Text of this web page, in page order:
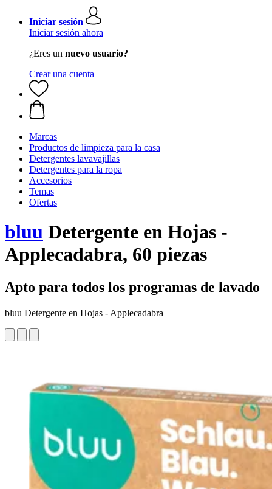
Iniciar sesión
Iniciar sesión ahora
¿Eres un nuevo usuario?
Crear una cuenta
Marcas
Productos de limpieza para la casa
Detergentes lavavajillas
Detergentes para la ropa
Accesorios
Temas
Ofertas
bluu Detergente en Hojas -
Applecadabra, 60 piezas
Apto para todos los programas de lavado
bluu Detergente en Hojas - Applecadabra